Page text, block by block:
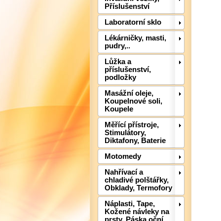
Příslušenství
Laboratorní sklo
Lékárničky, masti,
pudry,..
Lůžka a
příslušenství,
podložky
Masážní oleje,
Koupelnové soli,
Koupele
Měřící přístroje,
Stimulátory,
Diktafony, Baterie
Motomedy
Nahřívací a
chladivé polštářky,
Obklady, Termofory
Náplasti, Tape,
Kožené návleky na